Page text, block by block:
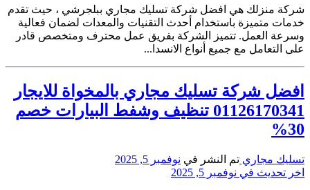
شركة منزلك هي افضل شركة تسليك مجاري ببلجرشي ، حيث تقدم
خدمات متميزة باستخدام أحدث التقنيات والمعدات لضمان فعالية
وسرعة العمل. تتميز الشركة بفريق عمل محترف ومتخصص قادر
على التعامل مع جميع أنواع الانسدا...
افضل شركة تسليك مجاري بالمخواة للايجار
01126170341 تنظيف وشفط البيارات خصم
30%
تسليك مجاري تم النشر في نوفمبر 5, 2025
اخر تحديث في نوفمبر 5, 2025